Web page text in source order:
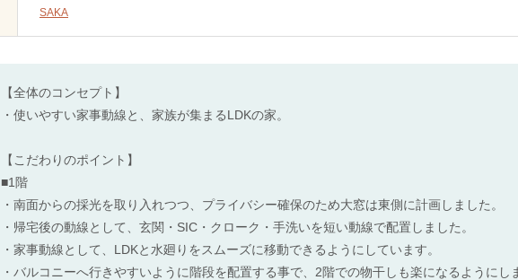
SAKA
【全体のコンセプト】
・使いやすい家事動線と、家族が集まるLDKの家。
【こだわりのポイント】
■1階
・南面からの採光を取り入れつつ、プライバシー確保のため大窓は東側に計画しました。
・帰宅後の動線として、玄関・SIC・クローク・手洗いを短い動線で配置しました。
・家事動線として、LDKと水廻りをスムーズに移動できるようにしています。
・バルコニーへ行きやすいように階段を配置する事で、2階での物干しも楽になるようにし